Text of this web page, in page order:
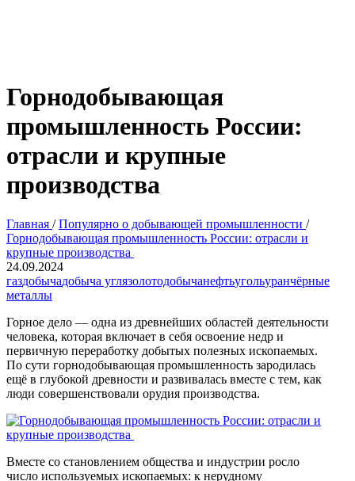
Горнодобывающая
промышленность России:
отрасли и крупные
производства
Главная / Популярно о добывающей промышленности /
Горнодобывающая промышленность России: отрасли и
крупные производства
24.09.2024
газдобычадобыча углязолотодобычанефтьугольуранчёрные
металлы
Горное дело — одна из древнейших областей деятельности
человека, которая включает в себя освоение недр и
первичную переработку добытых полезных ископаемых.
По сути горнодобывающая промышленность зародилась
ещё в глубокой древности и развивалась вместе с тем, как
люди совершенствовали орудия производства.
Вместе со становлением общества и индустрии росло
число используемых ископаемых: к нерудному